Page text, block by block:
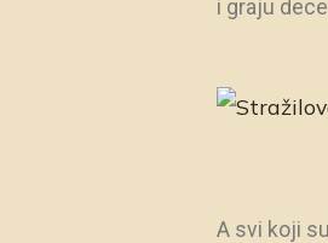
i graju
A svi koji